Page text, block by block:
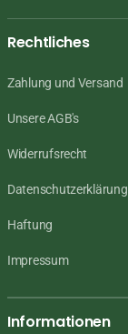
Rechtliches
Zahlung und Versand
Unsere AGB's
Widerrufsrecht
Datenschutzerklärung
Haftung
Impressum
Informationen